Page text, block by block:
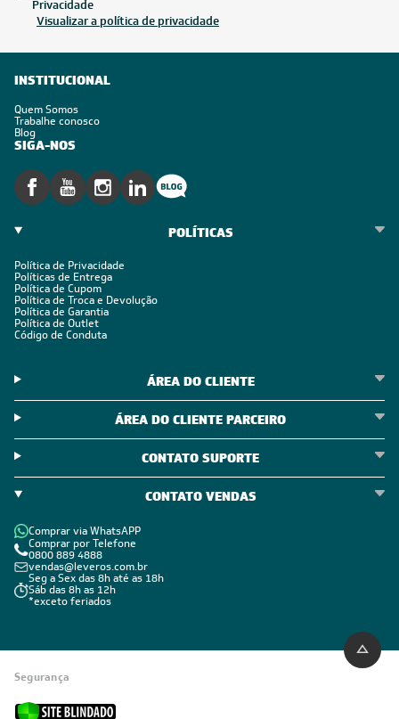
Privacidade
Visualizar a política de privacidade
INSTITUCIONAL
Quem Somos
Trabalhe conosco
Blog
SIGA-NOS
POLÍTICAS
Política de Privacidade
Políticas de Entrega
Política de Cupom
Política de Troca e Devolução
Política de Garantia
Política de Outlet
Código de Conduta
ÁREA DO CLIENTE
ÁREA DO CLIENTE PARCEIRO
CONTATO SUPORTE
CONTATO VENDAS
Comprar via WhatsAPP
Comprar por Telefone
0800 889 4888
vendas@leveros.com.br
Seg a Sex das 8h até as 18h
Sáb das 8h as 12h
*exceto feriados
Segurança